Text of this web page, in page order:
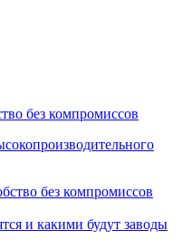
без компромиссов
и какими будут заводы